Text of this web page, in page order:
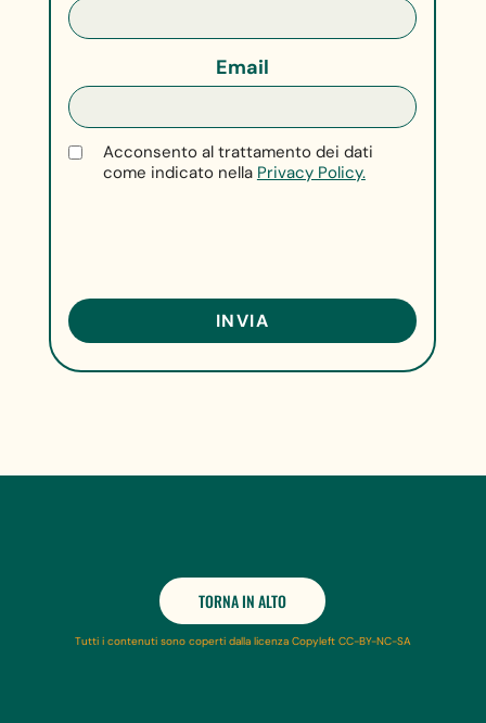
Email
Acconsento al trattamento dei dati
come indicato nella Privacy Policy.
TORNA IN ALTO
Tutti i contenuti sono coperti dalla licenza Copyleft CC-BY-NC-SA